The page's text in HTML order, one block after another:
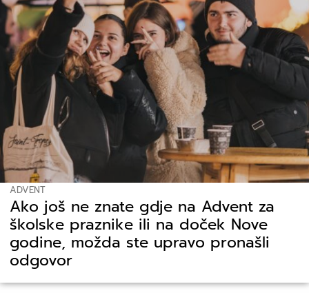
ADVENT
Ako još ne znate gdje na Advent za
školske praznike ili na doček Nove
godine, možda ste upravo pronašli
odgovor